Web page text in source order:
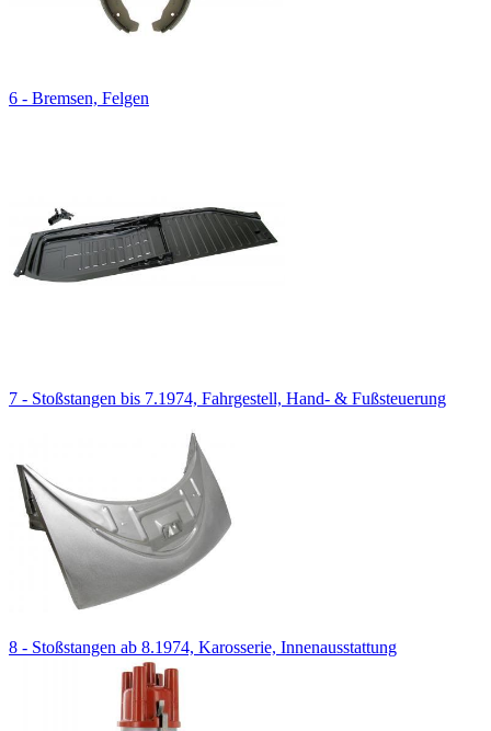
6 - Bremsen, Felgen
7 - Stoßstangen bis 7.1974, Fahrgestell, Hand- & Fußsteuerung
8 - Stoßstangen ab 8.1974, Karosserie, Innenausstattung